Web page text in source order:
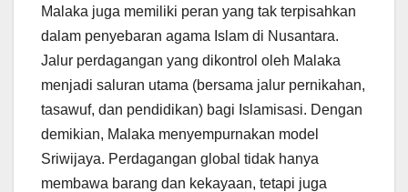
Malaka juga memiliki peran yang tak terpisahkan
dalam penyebaran agama Islam di Nusantara.
Jalur perdagangan yang dikontrol oleh Malaka
menjadi saluran utama (bersama jalur pernikahan,
tasawuf, dan pendidikan) bagi Islamisasi. Dengan
demikian, Malaka menyempurnakan model
Sriwijaya. Perdagangan global tidak hanya
membawa barang dan kekayaan, tetapi juga